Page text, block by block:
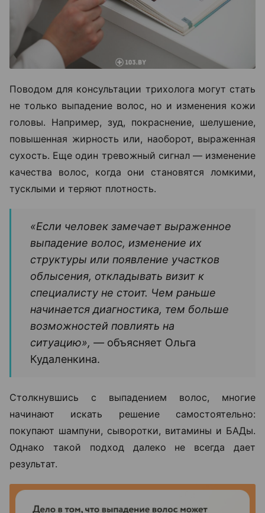
Поводом для консультации трихолога могут стать
не только выпадение волос, но и изменения кожи
головы. Например, зуд, покраснение, шелушение,
повышенная жирность или, наоборот, выраженная
сухость. Еще один тревожный сигнал — изменение
качества волос, когда они становятся ломкими,
тусклыми и теряют плотность.
«Если человек замечает выраженное
выпадение волос, изменение их
структуры или появление участков
облысения, откладывать визит к
специалисту не стоит. Чем раньше
начинается диагностика, тем больше
возможностей повлиять на
ситуацию», — объясняет Ольга
Кудаленкина.
Столкнувшись с выпадением волос, многие
начинают искать решение самостоятельно:
покупают шампуни, сыворотки, витамины и БАДы.
Однако такой подход далеко не всегда дает
результат.